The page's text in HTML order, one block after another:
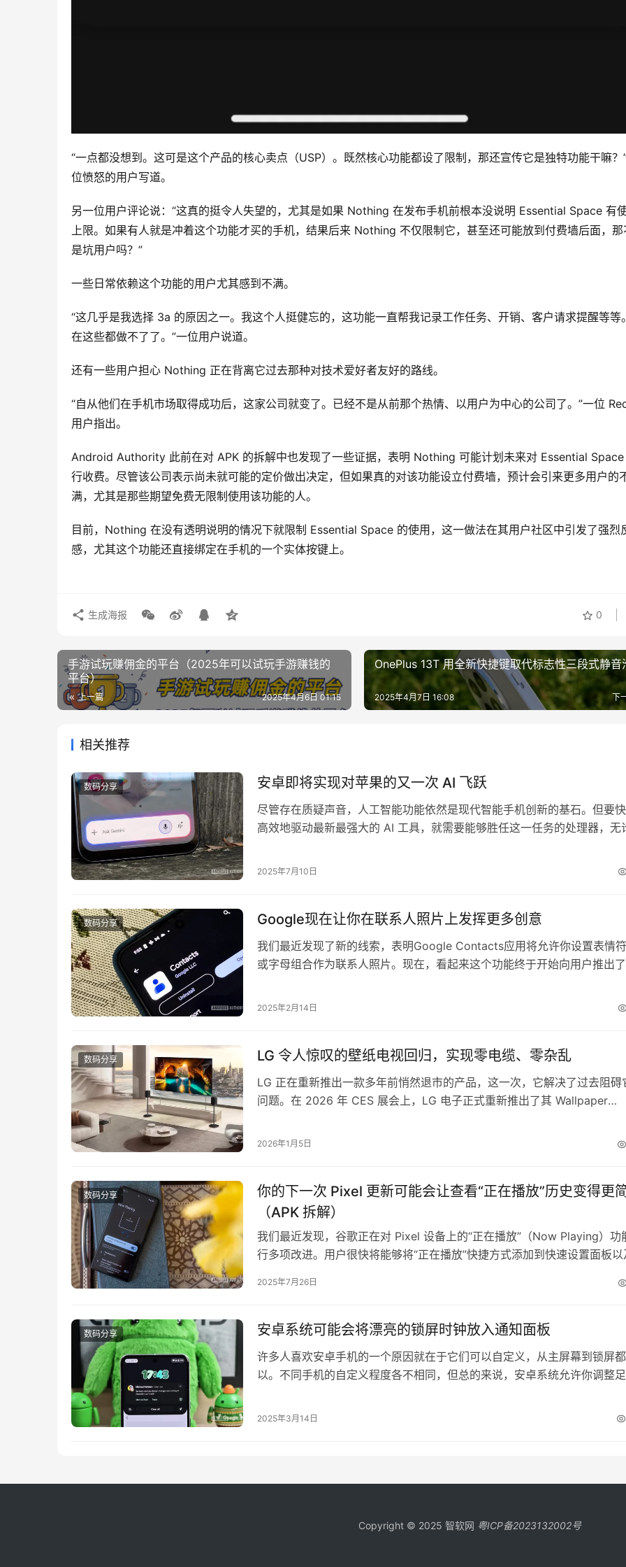
“一点都没想到。这可是这个产品的核心卖点（USP）。既然核心功能都设了限制，那还宣传它是独特功能干嘛？
位愤怒的用户写道。
另一位用户评论说：“这真的挺令人失望的，尤其是如果 Nothing 在发布手机前根本没说明 Essential Space 有
上限。如果有人就是冲着这个功能才买的手机，结果后来 Nothing 不仅限制它，甚至还可能放到付费墙后面，那
是坑用户吗？”
一些日常依赖这个功能的用户尤其感到不满。
“这几乎是我选择 3a 的原因之一。我这个人挺健忘的，这功能一直帮我记录工作任务、开销、客户请求提醒等等
在这些都做不了了。”一位用户说道。
还有一些用户担心 Nothing 正在背离它过去那种对技术爱好者友好的路线。
“自从他们在手机市场取得成功后，这家公司就变了。已经不是从前那个热情、以用户为中心的公司了。”一位
用户指出。
Android Authority 此前在对 APK 的拆解中也发现了一些证据，表明 Nothing 可能计划未来对 Essential
行收费。尽管该公司表示尚未就可能的定价做出决定，但如果真的对该功能设立付费墙，预计会引来更多用户的
满，尤其是那些期望免费无限制使用该功能的人。
目前，Nothing 在没有透明说明的情况下就限制 Essential Space 的使用，这一做法在其用户社区中引发了强烈
感，尤其这个功能还直接绑定在手机的一个实体按键上。
0
生成海报
手游试玩赚佣金的平台（2025年可以试玩手游赚钱的
平台）
上一篇 2025年4月6日 01:15
OnePlus 13T 用全新快捷键取代标志性三段式静音
下
2025年4月7日 16:08
相关推荐
数码分享 安卓即将实现对苹果的又一次 AI 飞跃
尽管存在质疑声音，人工智能功能依然是现代智能手机创新的基石。但要
高效地驱动最新最强大的 AI 工具，就需要能够胜任这一任务的处理器，无
篇博客文章中，Arm 详细介绍了其可扩展矩阵扩展 2（SME2）CPU 扩展
2025年7月10日
数码分享 Google现在让你在联系人照片上发挥更多创意
我们最近发现了新的线索，表明Google Contacts应用将允许你设置表情
或字母组合作为联系人照片。现在，看起来这个功能终于开始向用户推出
4.48.27.720364420）中发现了可以将表情符号或字母组合设置为联系人
2025年2月14日
数码分享 LG 令人惊叹的壁纸电视回归，实现零电缆、零杂乱
LG 正在重新推出一款多年前悄然退市的产品，这一次，它解决了过去阻碍
问题。在 2026 年 CES 展会上，LG 电子正式重新推出了其 Wallpaper
年的 LG W7 Wallpaper TV 曾是过去十年最具未来感的电子产品之一。它
2026年1月5日
数码分享
你的下一次 Pixel 更新可能会让查看“正在播放”历史变得更
（APK 拆解）
我们最近发现，谷歌正在对 Pixel 设备上的“正在播放”（Now Playing）功
行多项改进。用户很快将能够将“正在播放”快捷方式添加到快速设置面板以
能显然正在进行大量开发，谷歌似乎也准备通过为“正在播放”添加专属的应
2025年7月26日
数码分享 安卓系统可能会将漂亮的锁屏时钟放入通知面板
许多人喜欢安卓手机的一个原因就在于它们可以自定义，从主屏幕到锁屏
以。不同手机的自定义程度各不相同，但总的来说，安卓系统允许你调整
钟的风格，给你的锁屏增添个性化色彩。目前，你的时钟选择在操作系统
2025年3月14日
Copyright © 2025 智软网 粤ICP备2023132002号